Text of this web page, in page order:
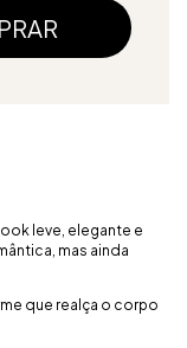
leve, elegante e
mas ainda
que realça o corpo